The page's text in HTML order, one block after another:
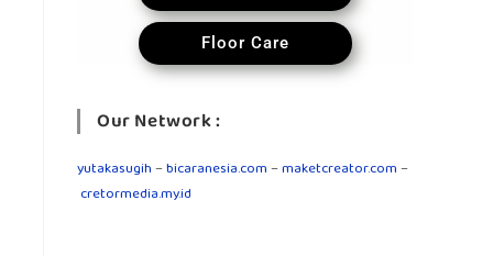
Floor Care
Our Network :
yutakasugih–bicaranesia.com–maketcreator.com–
cretormedia.my.id